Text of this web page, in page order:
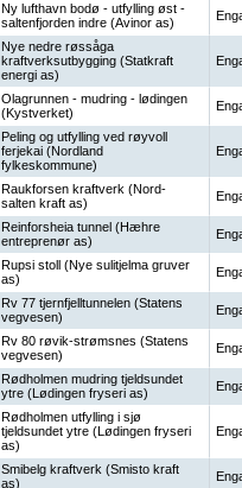
Ny lufthavn bodø - utfylling øst -
saltenfjorden indre (Avinor as)
Nye nedre røssåga
kraftverksutbygging (Statkraft
energi as)
Olagrunnen - mudring - lødingen
(Kystverket)
Peling og utfylling ved røyvoll
ferjekai (Nordland
fylkeskommune)
Raukforsen kraftverk (Nord-
salten kraft as)
Reinforsheia tunnel (Hæhre
entreprenør as)
Rupsi stoll (Nye sulitjelma gruver
as)
Rv 77 tjernfjelltunnelen (Statens
vegvesen)
Rv 80 røvik-strømsnes (Statens
vegvesen)
Rødholmen mudring tjeldsundet
ytre (Lødingen fryseri as)
Rødholmen utfylling i sjø
tjeldsundet ytre (Lødingen fryseri
as)
Smibelg kraftverk (Smisto kraft
as)